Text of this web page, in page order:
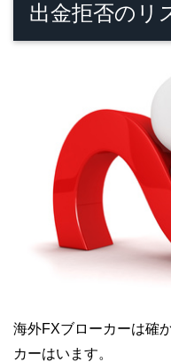
出金拒否のリ
海外FXブローカーは確
カーはいます。